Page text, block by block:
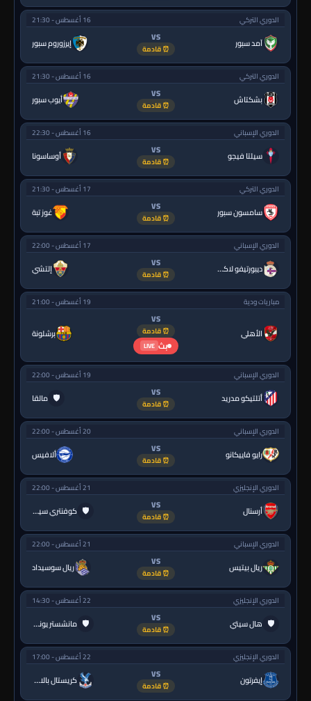
الدوري التركي 16 أغسطس - 21:30
آمد سبور VS
⏰ قادمة إيرزوروم سبور
الدوري التركي 16 أغسطس - 21:30
بشكتاش VS
⏰ قادمة أيوب سبور
الدوري الإسباني 16 أغسطس - 22:30
سيلتا فيجو VS
⏰ قادمة أوساسونا
الدوري التركي 17 أغسطس - 21:30
سامسون سبور VS
⏰ قادمة غوز تبة
الدوري الإسباني 17 أغسطس - 22:00
ديبورتيفو لاكورونيا VS
⏰ قادمة إلتشي
مباريات ودية 19 أغسطس - 21:00
الأهلي
VS
⏰ قادمة
بث LIVE
برشلونة
الدوري الإسباني 19 أغسطس - 22:00
أتلتيكو مدريد VS
⏰ قادمة مالقا 🛡
الدوري الإسباني 20 أغسطس - 22:00
رايو فاييكانو VS
⏰ قادمة ألافيس
الدوري الإنجليزي 21 أغسطس - 22:00
أرسنال VS
⏰ قادمة كوفنتري سيتي 🛡
الدوري الإسباني 21 أغسطس - 22:00
ريال بيتيس VS
⏰ قادمة ريال سوسيداد
الدوري الإنجليزي 22 أغسطس - 14:30
🛡 هال سيتي VS
⏰ قادمة مانشستر يونايتد 🛡
الدوري الإنجليزي 22 أغسطس - 17:00
إيفرتون VS
⏰ قادمة كريستال بالاس